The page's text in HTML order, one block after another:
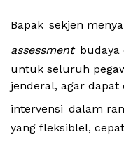
Bapak sekjen
assessment budaya
untuk seluruh
jenderal, agar dapat
intervensi dalam
yang fleksiblel, cepat